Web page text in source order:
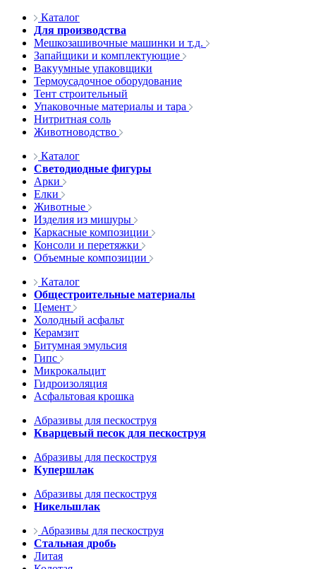
Каталог
Для производства
Мешкозашивочные машинки и т.д.
Запайщики и комплектующие
Вакуумные упаковщики
Термоусадочное оборудование
Тент строительный
Упаковочные материалы и тара
Нитритная соль
Животноводство
Каталог
Светодиодные фигуры
Арки
Елки
Животные
Изделия из мишуры
Каркасные композиции
Консоли и перетяжки
Объемные композиции
Каталог
Общестроительные материалы
Цемент
Холодный асфальт
Керамзит
Битумная эмульсия
Гипс
Микрокальцит
Гидроизоляция
Асфальтовая крошка
Абразивы для пескоструя
Кварцевый песок для пескоструя
Абразивы для пескоструя
Купершлак
Абразивы для пескоструя
Никельшлак
Абразивы для пескоструя
Стальная дробь
Литая